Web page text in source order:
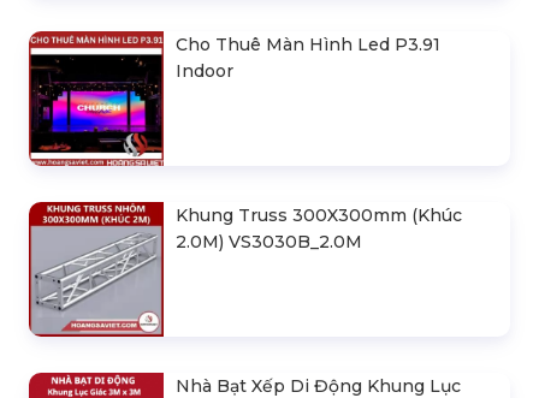
Cho Thuê Màn Hình Led P3.91
Indoor
Khung Truss 300X300mm (Khúc
2.0M) VS3030B_2.0M
Nhà Bạt Xếp Di Động Khung Lục